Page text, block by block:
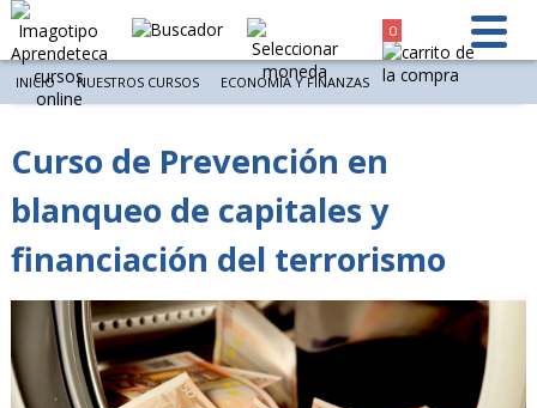
0
INICIO NUESTROS CURSOS ECONOMÍA Y FINANZAS
Curso de Prevención en
blanqueo de capitales y
financiación del terrorismo